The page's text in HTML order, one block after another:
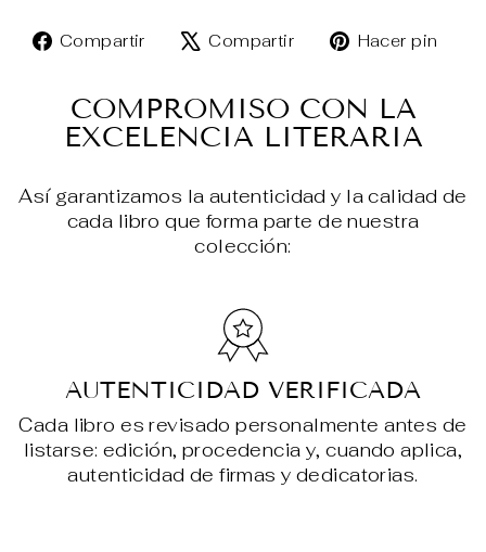
Compartir
Compartir
Compartir
TuitearHacer pin
COMPROMISO CON LA
EXCELENCIA LITERARIA
Así garantizamos la autenticidad y la calidad de
cada libro que forma parte de nuestra
colección:
AUTENTICIDAD VERIFICADA
Cada libro es revisado personalmente antes de
listarse: edición, procedencia y, cuando aplica,
autenticidad de firmas y dedicatorias.